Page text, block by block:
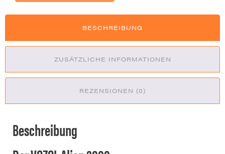
BESCHREIBUNG
ZUSÄTZLICHE INFORMATIONEN
REZENSIONEN (0)
Beschreibung